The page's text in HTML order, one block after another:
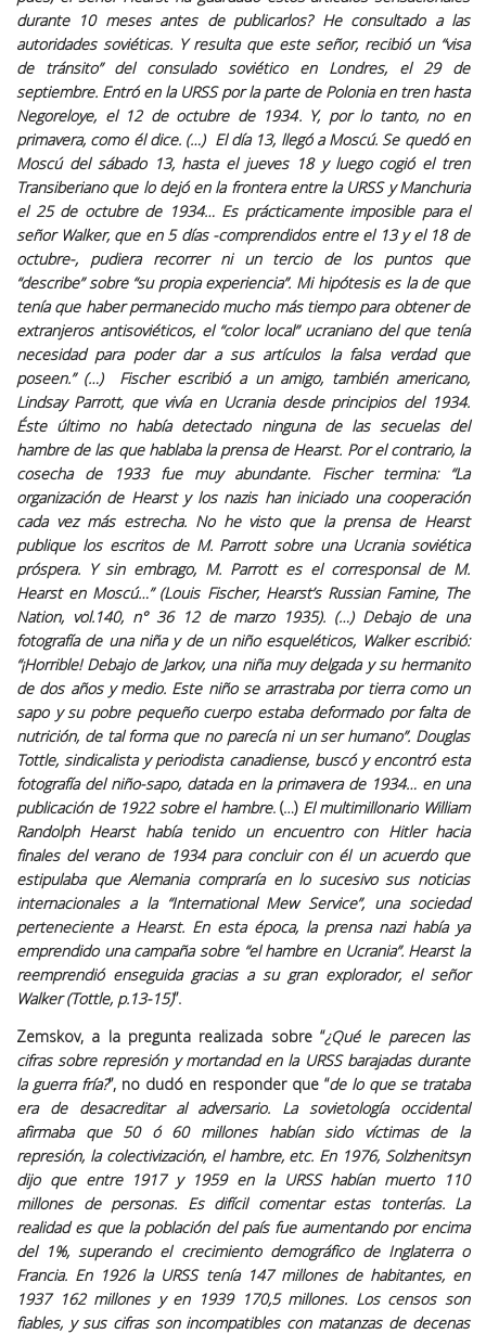
durante 10 meses antes de publicarlos? He consultado a las
autoridades soviéticas. Y resulta que este señor, recibió un “visa
de tránsito” del consulado soviético en Londres, el 29 de
septiembre. Entró en la URSS por la parte de Polonia en tren hasta
Negoreloye, el 12 de octubre de 1934. Y, por lo tanto, no en
primavera, como él dice. (…) El día 13, llegó a Moscú. Se quedó en
Moscú del sábado 13, hasta el jueves 18 y luego cogió el tren
Transiberiano que lo dejó en la frontera entre la URSS y Manchuria
el 25 de octubre de 1934… Es prácticamente imposible para el
señor Walker, que en 5 días -comprendidos entre el 13 y el 18 de
octubre-, pudiera recorrer ni un tercio de los puntos que
“describe” sobre “su propia experiencia”. Mi hipótesis es la de que
tenía que haber permanecido mucho más tiempo para obtener de
extranjeros antisoviéticos, el “color local” ucraniano del que tenía
necesidad para poder dar a sus artículos la falsa verdad que
poseen.” (…) Fischer escribió a un amigo, también americano,
Lindsay Parrott, que vivía en Ucrania desde principios del 1934.
Éste último no había detectado ninguna de las secuelas del
hambre de las que hablaba la prensa de Hearst. Por el contrario, la
cosecha de 1933 fue muy abundante. Fischer termina: “La
organización de Hearst y los nazis han iniciado una cooperación
cada vez más estrecha. No he visto que la prensa de Hearst
publique los escritos de M. Parrott sobre una Ucrania soviética
próspera. Y sin embrago, M. Parrott es el corresponsal de M.
Hearst en Moscú…” (Louis Fischer, Hearst’s Russian Famine, The
Nation, vol.140, n° 36 12 de marzo 1935). (…) Debajo de una
fotografía de una niña y de un niño esqueléticos, Walker escribió:
“¡Horrible! Debajo de Jarkov, una niña muy delgada y su hermanito
de dos años y medio. Este niño se arrastraba por tierra como un
sapo y su pobre pequeño cuerpo estaba deformado por falta de
nutrición, de tal forma que no parecía ni un ser humano”. Douglas
Tottle, sindicalista y periodista canadiense, buscó y encontró esta
fotografía del niño-sapo, datada en la primavera de 1934… en una
publicación de 1922 sobre el hambre. (…) El multimillonario William
Randolph Hearst había tenido un encuentro con Hitler hacia
finales del verano de 1934 para concluir con él un acuerdo que
estipulaba que Alemania compraría en lo sucesivo sus noticias
internacionales a la “International Mew Service”, una sociedad
perteneciente a Hearst. En esta época, la prensa nazi había ya
emprendido una campaña sobre “el hambre en Ucrania”. Hearst la
reemprendió enseguida gracias a su gran explorador, el señor
Walker (Tottle, p.13-15)”.
Zemskov, a la pregunta realizada sobre “¿Qué le parecen las
cifras sobre represión y mortandad en la URSS barajadas durante
la guerra fría?”, no dudó en responder que “de lo que se trataba
era de desacreditar al adversario. La sovietología occidental
afirmaba que 50 ó 60 millones habían sido víctimas de la
represión, la colectivización, el hambre, etc. En 1976, Solzhenitsyn
dijo que entre 1917 y 1959 en la URSS habían muerto 110
millones de personas. Es difícil comentar estas tonterías. La
realidad es que la población del país fue aumentando por encima
del 1%, superando el crecimiento demográfico de Inglaterra o
Francia. En 1926 la URSS tenía 147 millones de habitantes, en
1937 162 millones y en 1939 170,5 millones. Los censos son
fiables, y sus cifras son incompatibles con matanzas de decenas